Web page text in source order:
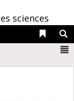
sciences
Liens